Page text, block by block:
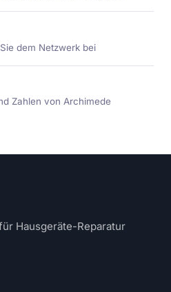
dem Netzwerk bei
Zahlen von Archimede
Hausgeräte-Reparatur